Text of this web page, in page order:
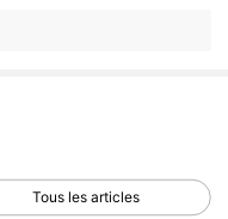
Tous les articles